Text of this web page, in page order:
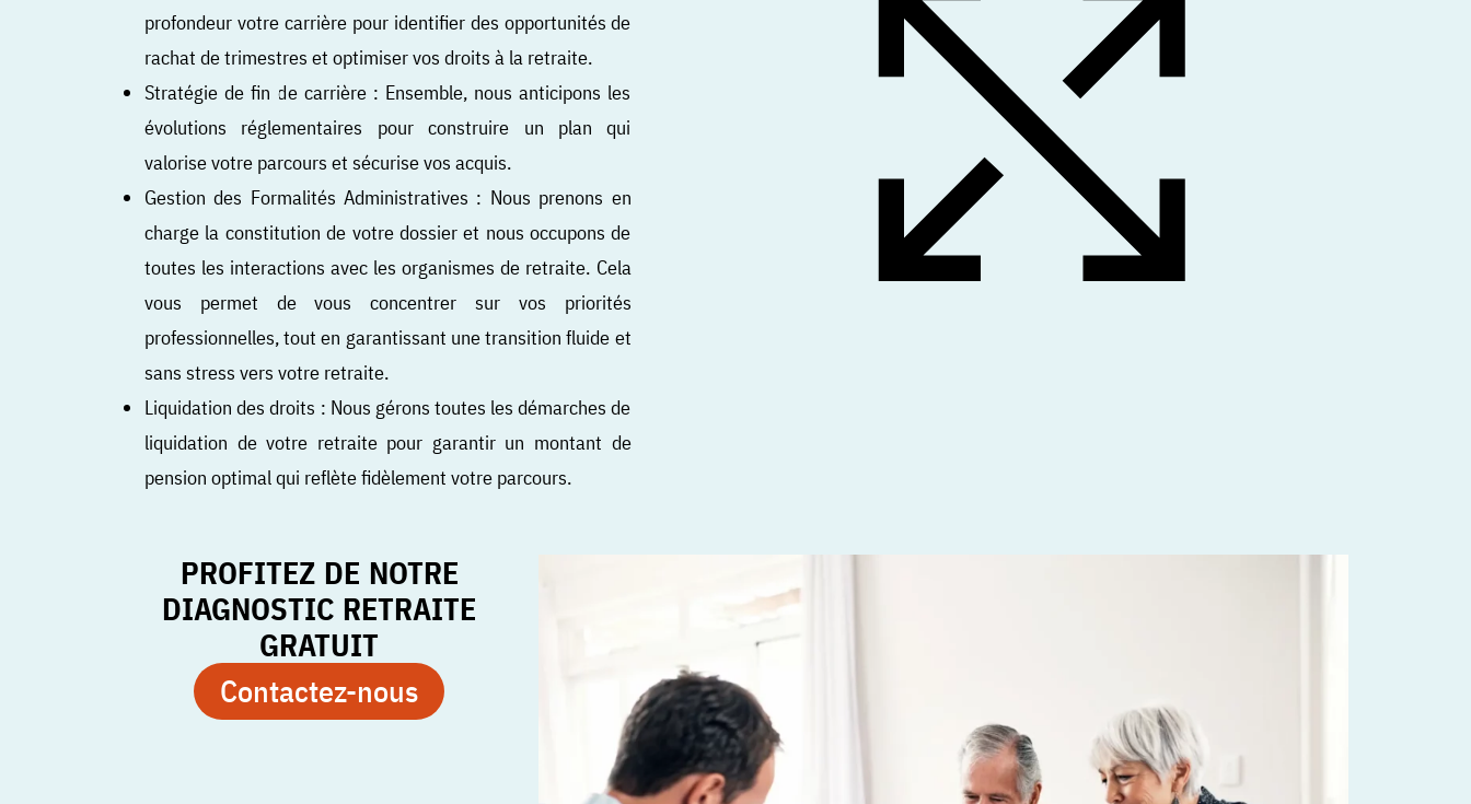
profondeur votre carrière pour identifier des opportunités de
rachat de trimestres et optimiser vos droits à la retraite.
Stratégie de fin de carrière : Ensemble, nous anticipons les
évolutions réglementaires pour construire un plan qui
valorise votre parcours et sécurise vos acquis.
Gestion des Formalités Administratives : Nous prenons en
charge la constitution de votre dossier et nous occupons de
toutes les interactions avec les organismes de retraite. Cela
vous permet de vous concentrer sur vos priorités
professionnelles, tout en garantissant une transition fluide et
sans stress vers votre retraite.
Liquidation des droits : Nous gérons toutes les démarches de
liquidation de votre retraite pour garantir un montant de
pension optimal qui reflète fidèlement votre parcours.
PROFITEZ DE NOTRE
DIAGNOSTIC RETRAITE
GRATUIT
Contactez-nous